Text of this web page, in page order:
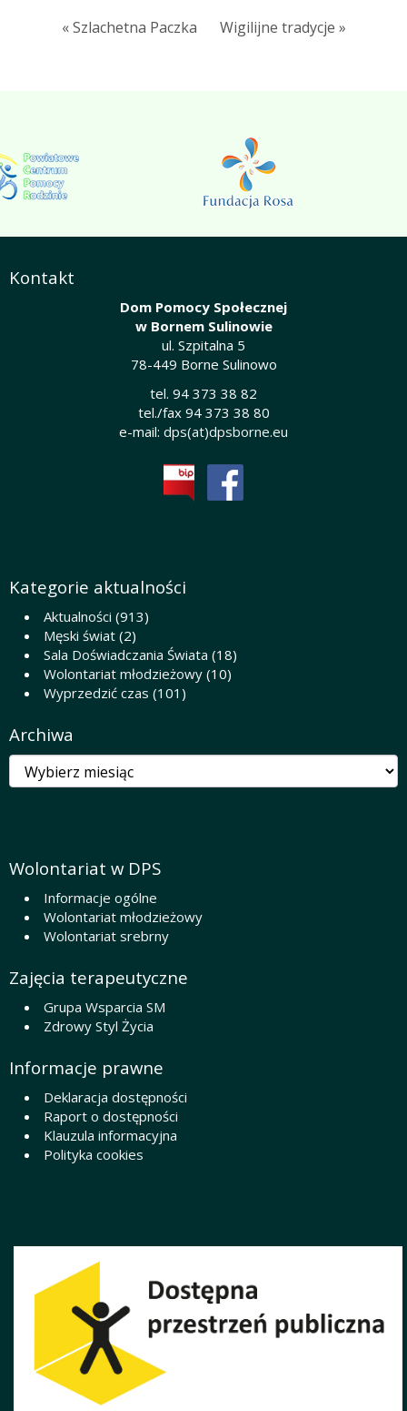
« Szlachetna Paczka Wigilijne tradycje »
Kontakt
Dom Pomocy Społecznej
w Bornem Sulinowie
ul. Szpitalna 5
78-449 Borne Sulinowo
tel. 94 373 38 82
tel./fax 94 373 38 80
e-mail: dps(at)dpsborne.eu
Kategorie aktualności
Aktualności (913)
Męski świat (2)
Sala Doświadczania Świata (18)
Wolontariat młodzieżowy (10)
Wyprzedzić czas (101)
Archiwa
Archiwa
Wolontariat w DPS
Informacje ogólne
Wolontariat młodzieżowy
Wolontariat srebrny
Zajęcia terapeutyczne
Grupa Wsparcia SM
Zdrowy Styl Życia
Informacje prawne
Deklaracja dostępności
Raport o dostępności
Klauzula informacyjna
Polityka cookies